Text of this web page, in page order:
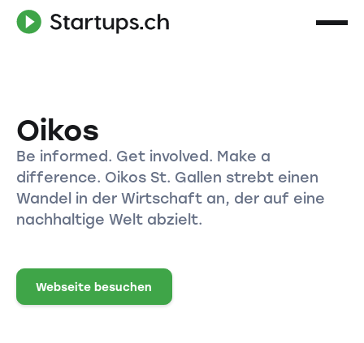
Oikos
Be informed. Get involved. Make a
difference. Oikos St. Gallen strebt einen
Wandel in der Wirtschaft an, der auf eine
nachhaltige Welt abzielt.
Webseite besuchen